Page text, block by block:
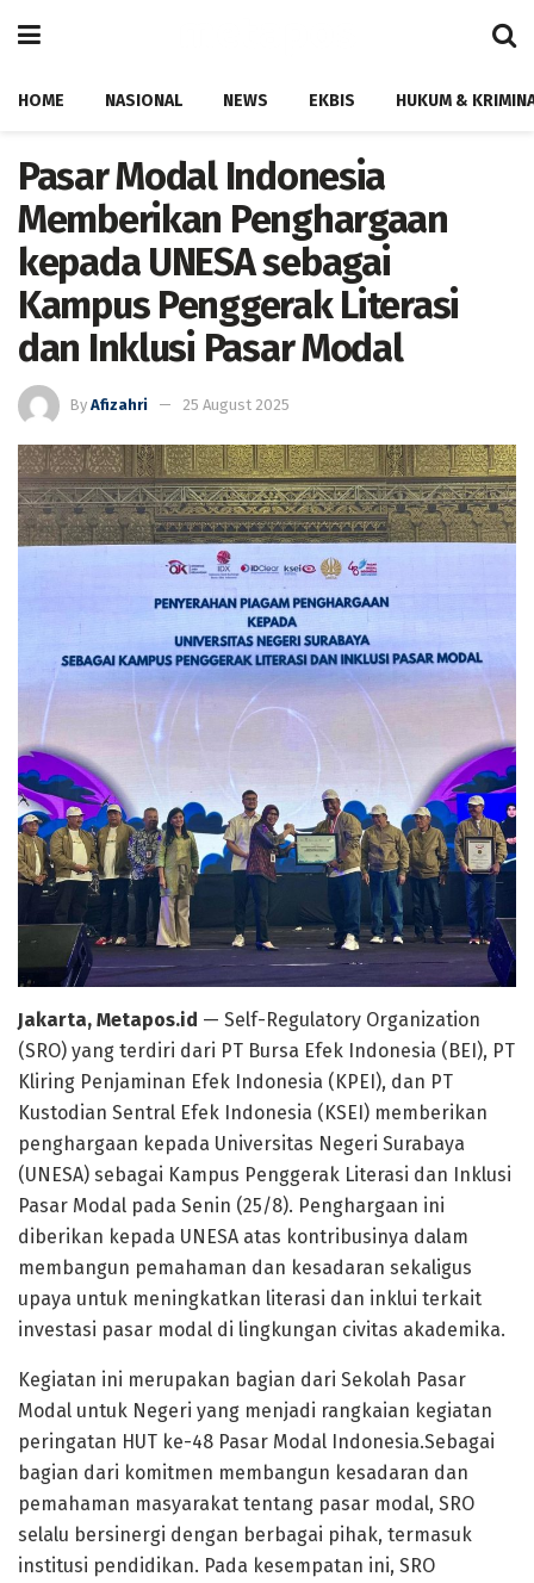
HOME NASIONAL NEWS EKBIS HUKUM &
Pasar Modal Indonesia
Memberikan Penghargaan
kepada UNESA sebagai
Kampus Penggerak Literasi
dan Inklusi Pasar Modal
By Afizahri 25 August 2025
Jakarta, Metapos.id — Self-Regulatory Organization
(SRO) yang terdiri dari PT Bursa Efek Indonesia (BEI), PT
Kliring Penjaminan Efek Indonesia (KPEI), dan PT
Kustodian Sentral Efek Indonesia (KSEI) memberikan
penghargaan kepada Universitas Negeri Surabaya
(UNESA) sebagai Kampus Penggerak Literasi dan Inklusi
Pasar Modal pada Senin (25/8). Penghargaan ini
diberikan kepada UNESA atas kontribusinya dalam
membangun pemahaman dan kesadaran sekaligus
upaya untuk meningkatkan literasi dan inklui terkait
investasi pasar modal di lingkungan civitas akademika.
Kegiatan ini merupakan bagian dari Sekolah Pasar
Modal untuk Negeri yang menjadi rangkaian kegiatan
peringatan HUT ke-48 Pasar Modal Indonesia.Sebagai
bagian dari komitmen membangun kesadaran dan
pemahaman masyarakat tentang pasar modal, SRO
selalu bersinergi dengan berbagai pihak, termasuk
institusi pendidikan. Pada kesempatan ini, SRO